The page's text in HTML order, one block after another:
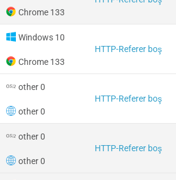
Chrome 133
Windows 10
Chrome 133
HTTP-Referer boş
other 0
other 0
HTTP-Referer boş
other 0
other 0
HTTP-Referer boş